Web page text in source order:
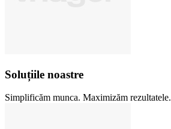
Solu­țiile noastre
Simpli­ficăm munca. Maxi­mizăm rezul­ta­tele.